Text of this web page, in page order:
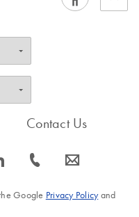
s
Contact Us
icon_0072_phone-s icon_0063_envelope-s
Google Privacy Policyand